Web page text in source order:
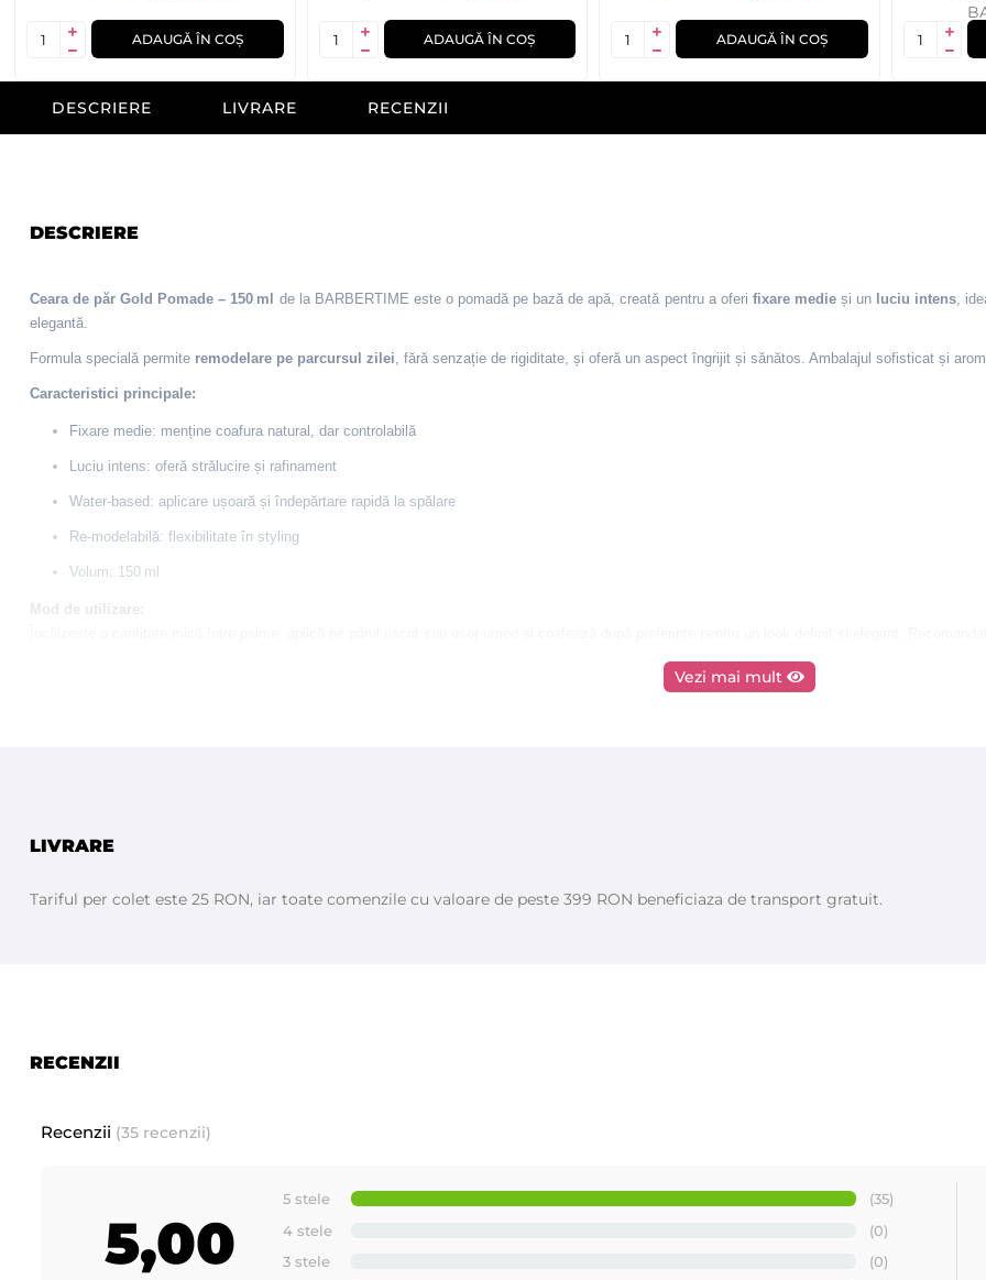
ADAUGĂ ÎN COȘ ADAUGĂ ÎN COȘ ADAUGĂ ÎN COȘ
DESCRIERE LIVRARE RECENZII
DESCRIERE
Ceara de păr Gold Pomade – 150 ml de la BARBERTIME este o pomadă pe bază de apă, creată pentru a oferi fixare medieși un luciu intens,
elegantă.
Formula specială permite remodelare pe parcursul zilei, fără senzație de rigiditate, și oferă un aspect îngrijit și sănătos. Ambalajul sofisticat și
Caracteristici principale:
Fixare medie: menține coafura natural, dar controlabilă
Luciu intens: oferă strălucire și rafinament
Water-based: aplicare ușoară și îndepărtare rapidă la spălare
Re-modelabilă: flexibilitate în styling
Volum: 150 ml
Mod de utilizare:
Aqua, Ceteareth-25, PEG-40 Hydrogenated Castor Oil, Glycerin, Parfum, BHT, Benzyl Alcohol, PPG-2 Methyl Ether, 2-Bromo-2-
Vezi mai mult
LIVRARE
Tariful per colet este 25 RON, iar toate comenzile cu valoare de peste 399 RON beneficiaza de transport gratuit.
RECENZII
Recenzii (35 recenzii)
5,00
5 stele
(35)
4 stele
(0)
3 stele
(0)